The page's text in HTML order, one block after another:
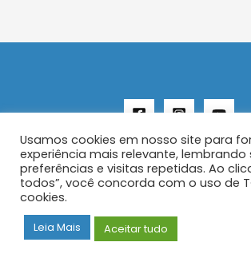
Copyright © 2026 AENFER
Construído por IurySan
Usamos cookies em nosso site para
experiência mais relevante, lembrando
preferências e visitas repetidas. Ao
todos”, você concorda com o uso de
cookies.
Leia Mais Aceitar tudo